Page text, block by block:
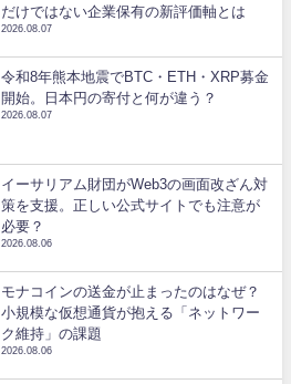
だけではない企業保有の新評価軸とは
2026.08.07
令和8年熊本地震でBTC・ETH・XRP募金
開始。日本円の寄付と何が違う？
2026.08.07
イーサリアム財団がWeb3の画面改ざん対
策を支援。正しい公式サイトでも注意が
必要？
2026.08.06
モナコインの送金が止まったのはなぜ？
小規模な仮想通貨が抱える「ネットワー
ク維持」の課題
2026.08.06